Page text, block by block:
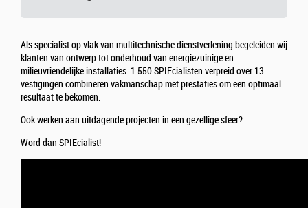
Als specialist op vlak van multitechnische dienstverlening begeleiden wij
klanten van ontwerp tot onderhoud van energiezuinige en
milieuvriendelijke installaties. 1.550 SPIEcialisten verpreid over 13
vestigingen combineren vakmanschap met prestaties om een optimaal
resultaat te bekomen.
Ook werken aan uitdagende projecten in een gezellige sfeer?
Word dan SPIEcialist!